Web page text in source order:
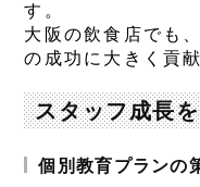
す。
大阪の飲食店でも
の成功に大きく貢
スタッフ成長
個別教育プランの